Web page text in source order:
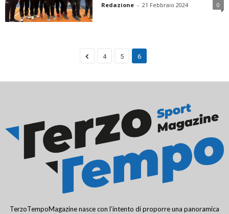
Redazione - 21 Febbraio 2024 0
4 5 6
TerzoTempoMagazine nasce con l’intento di proporre una panoramica